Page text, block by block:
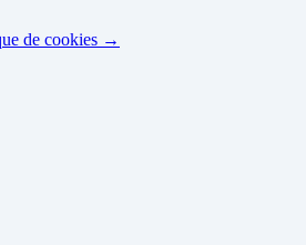
de cookies →